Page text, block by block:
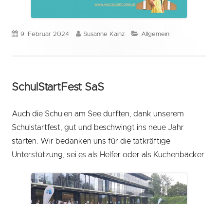
Veröffentlicht
9. Februar 2024 Autor
Susanne Kainz Kategorien
Allgemein
SchulStartFest SaS
Auch die Schulen am See durften, dank unserem
Schulstartfest, gut und beschwingt ins neue Jahr
starten. Wir bedanken uns für die tatkräftige
Unterstützung, sei es als Helfer oder als Kuchenbäcker.